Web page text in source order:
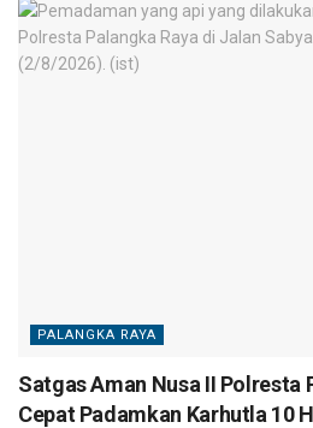
PALANGKA RAYA
Satgas Aman Nusa II Polresta
Cepat Padamkan Karhutla 10